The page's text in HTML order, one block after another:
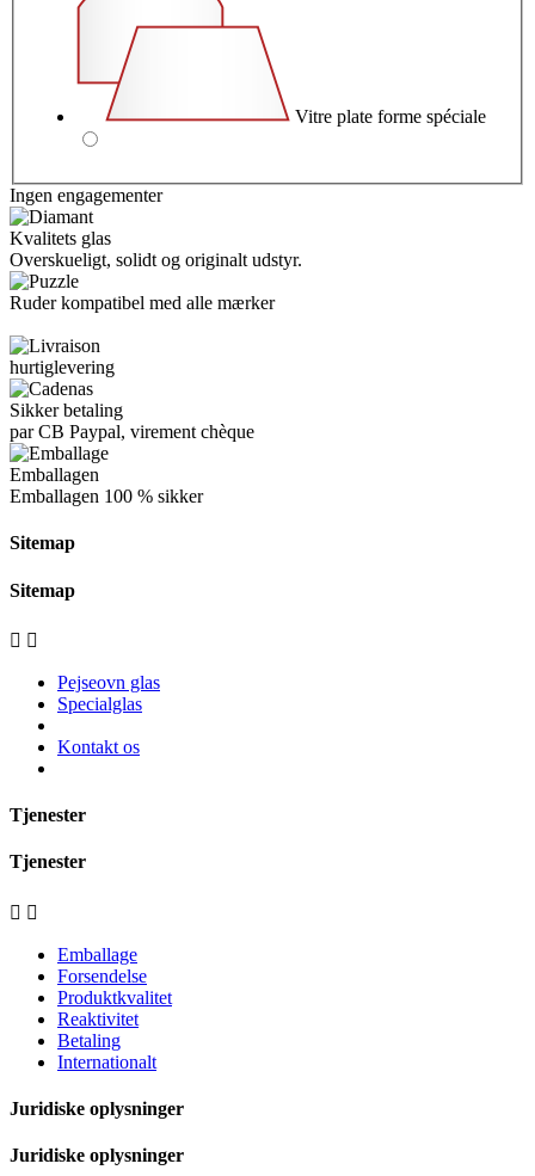
Vitre plate forme spéciale
Ingen engagementer
Kvalitets glas
Overskueligt, solidt og originalt udstyr.
Ruder kompatibel med alle mærker
hurtiglevering
Sikker betaling
par CB Paypal, virement chèque
Emballagen
Emballagen 100 % sikker
Sitemap
Sitemap
 
Pejseovn glas
Specialglas
Kontakt os
Tjenester
Tjenester
 
Emballage
Forsendelse
Produktkvalitet
Reaktivitet
Betaling
Internationalt
Juridiske oplysninger
Juridiske oplysninger